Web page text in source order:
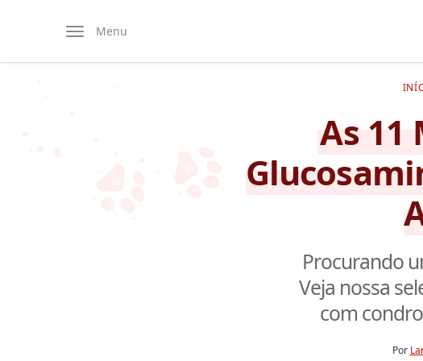
Menu
As 11
Procurando
Veja nossa
com
Por